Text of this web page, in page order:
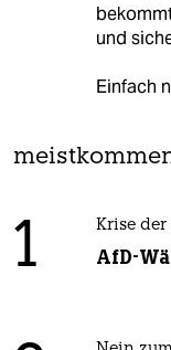
und
Einfach
1 Krise der
AfD-